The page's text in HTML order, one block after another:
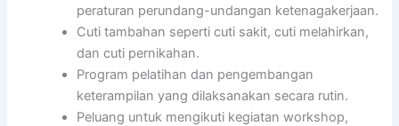
peraturan perundang-undangan ketenagakerjaan.
Cuti tambahan seperti cuti sakit, cuti melahirkan,
dan cuti pernikahan.
Program pelatihan dan pengembangan
keterampilan yang dilaksanakan secara rutin.
Peluang untuk mengikuti kegiatan workshop,